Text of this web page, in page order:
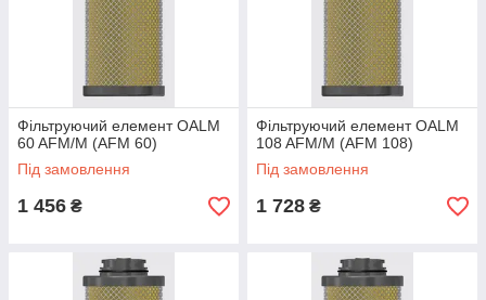
Фільтруючий елемент OALM
60 AFM/M (AFM 60)
Під замовлення
1 456 ₴
Фільтруючий елемент OALM
108 AFM/M (AFM 108)
Під замовлення
1 728 ₴